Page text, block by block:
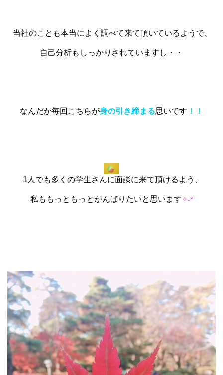
当社のことも本当によく調べて来て頂いているようで、
自己分析もしっかりされていますし・・
なんだか毎回こちらが身の引き締まる思いです ！！
1人でも多くの学生さんに面談に来て頂けるよう、
私ももっともっとがんばりたいと思います✧˖°